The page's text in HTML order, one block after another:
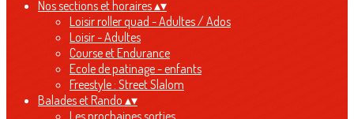
Nos sections et horaires▴▾
Loisir roller quad - Adultes / Ados
Loisir - Adultes
Course et Endurance
Ecole de patinage - enfants
Freestyle : Street Slalom
Balades et Rando ▴▾
Les prochaines sorties